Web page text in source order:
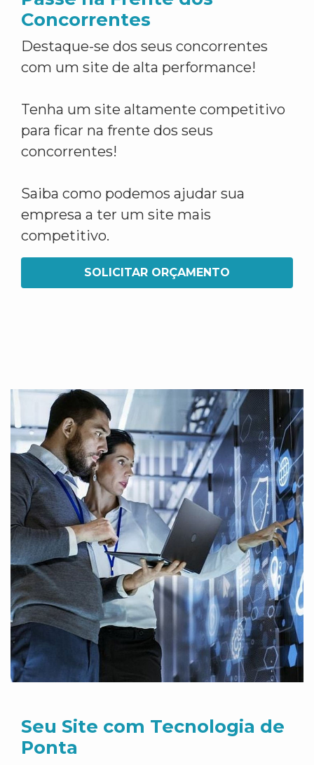
Concorrentes
Destaque-se dos seus concorrentes
com um site de alta performance!
Tenha um site altamente competitivo
para ficar na frente dos seus
concorrentes!
Saiba como podemos ajudar sua
empresa a ter um site mais
competitivo.
SOLICITAR ORÇAMENTO
Seu Site com Tecnologia de
Ponta